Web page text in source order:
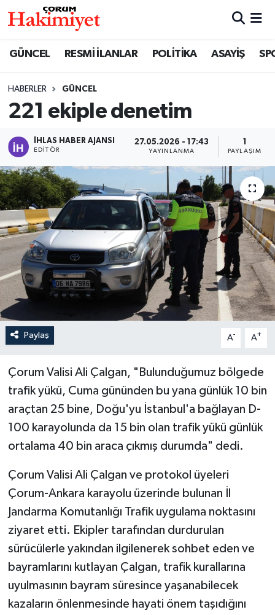
GÜNCEL RESMİ İLANLAR POLİTİKA ASAYİŞ
HABERLER GÜNCEL
221 ekiple denetim
İHLAS HABER AJANSI
EDITÖR
27.05.2026 - 17:43
YAYINLANMA PAYLAŞIM
Paylaş A- A+
Çorum Valisi Ali Çalgan, "Bulunduğumuz bölgede
trafik yükü, Cuma gününden bu yana günlük 10 bin
araçtan 25 bine, Doğu'yu İstanbul'a bağlayan D-
100 karayolunda da 15 bin olan trafik yükü günlük
ortalama 40 bin araca çıkmış durumda" dedi.
Çorum Valisi Ali Çalgan ve protokol üyeleri
Çorum-Ankara karayolu üzerinde bulunan İl
Jandarma Komutanlığı Trafik uygulama noktasını
ziyaret etti. Ekipler tarafından durdurulan
sürücülerle yakından ilgilenerek sohbet eden ve
bayramlarını kutlayan Çalgan, trafik kurallarına
uyulmasının bayram süresince yaşanabilecek
kazaların önlenmesinde hayati önem taşıdığını
SAĞLIK
ASAYİŞ
EKONOMİ
GÜNCEL
AKTÜEL
EĞİTİM
İLÇELER
OTOPARK
Nöbetçi Eczaneler
Çorum Namaz Vakitleri
Trafik Durumu
Süper Lig Puan Durumu ve Fikstür
Tüm Manşetler
Son Dakika Haberleri
Haber Arşivi